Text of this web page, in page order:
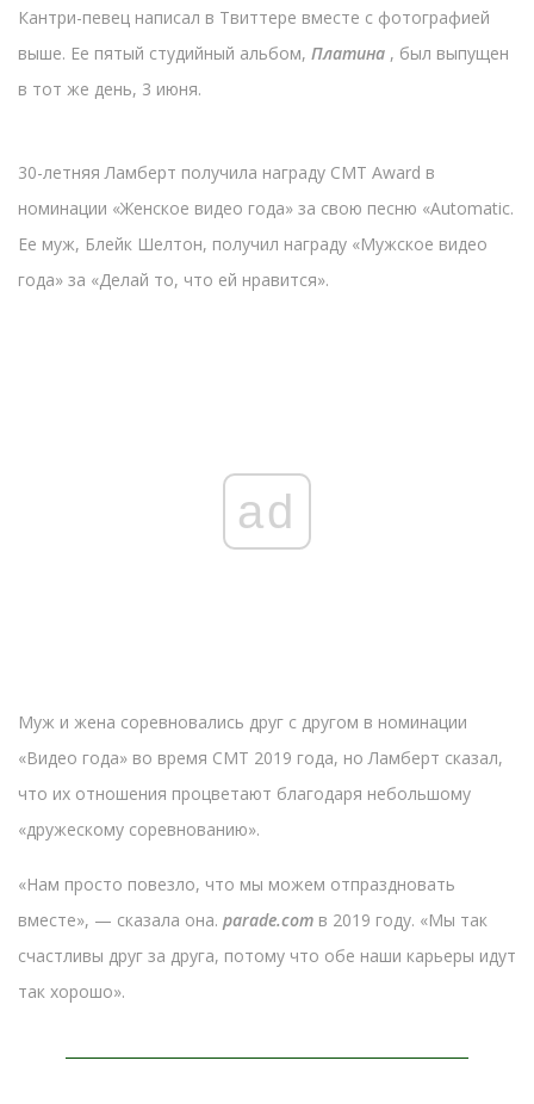
Кантри-певец написал в Твиттере вместе с фотографией
выше. Ее пятый студийный альбом, Платина , был выпущен
в тот же день, 3 июня.
30-летняя Ламберт получила награду CMT Award в
номинации «Женское видео года» за свою песню «Automatic.
Ее муж, Блейк Шелтон, получил награду «Мужское видео
года» за «Делай то, что ей нравится».
ad
Муж и жена соревновались друг с другом в номинации
«Видео года» во время CMT 2019 года, но Ламберт сказал,
что их отношения процветают благодаря небольшому
«дружескому соревнованию».
«Нам просто повезло, что мы можем отпраздновать
вместе», — сказала она. parade.com в 2019 году. «Мы так
счастливы друг за друга, потому что обе наши карьеры идут
так хорошо».